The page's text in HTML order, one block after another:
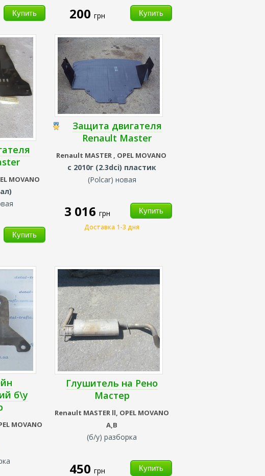
200 грн
MOVANO
Защита двигателя
Renault Master
Renault MASTER , OPEL MOVANO
с 2010г (2.3dci) пластик
(Polcar) новая
3 016 грн
Доставка 1-3 дня
б\у
MOVANO
Глушитель на Рено
Мастер
Renault MASTER ll, OPEL MOVANO
A,B
(б/у) разборка
450 грн